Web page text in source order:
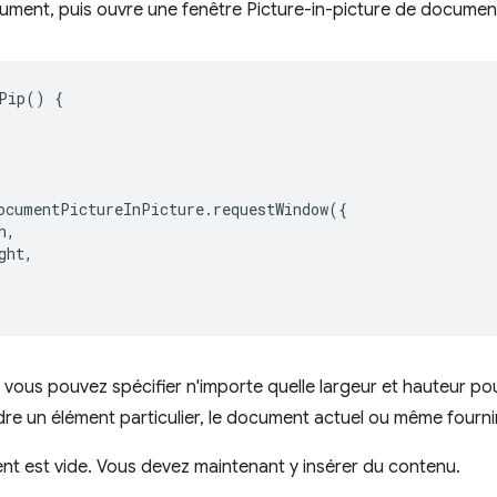
puis ouvre une fenêtre Picture-in-picture de
() {
. requestWindow({
,
,
pouvez spécifier n'importe quelle largeur et hauteur
un élément particulier, le document actuel ou même
est vide. Vous devez maintenant y insérer du contenu.